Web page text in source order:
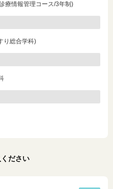
療情報管理コース/3年制)
り総合学科)
ださい